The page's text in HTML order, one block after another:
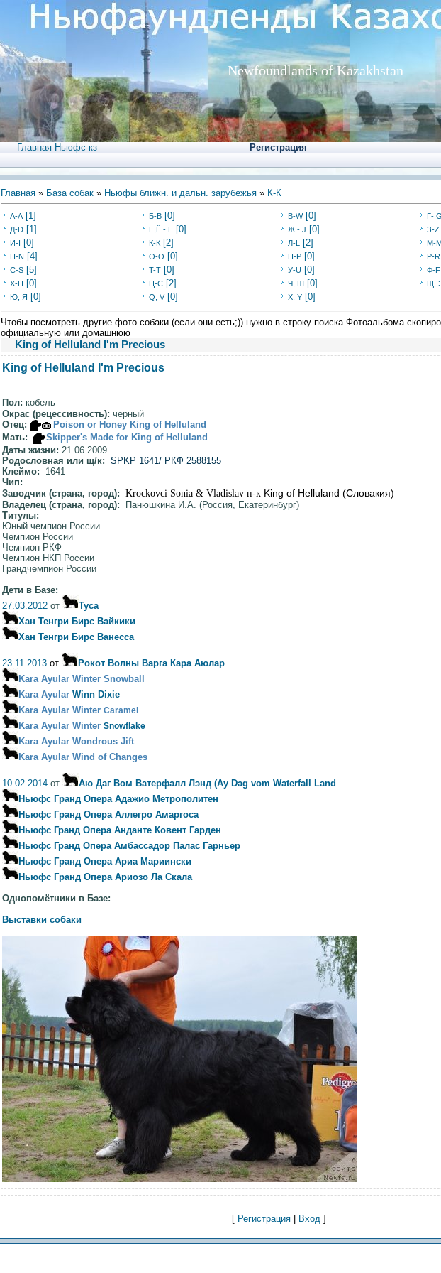
Newfoundlands of Kazakhstan
Главная Ньюфс-кз Регистрация
Главная » База собак » Ньюфы ближн. и дальн. зарубежья » К-К
А-А [1] Б-В [0] В-W [0] Г- G
Д-D [1] E,Ё - Е [0] Ж - J [0] З-Z
И-I [0] К-К [2] Л-L [2] М-М
H-N [4] O-O [0] П-P [0] Р-R
C-S [5] T-T [0] У-U [0] Ф-F
Х-H [0] Ц-C [2] Ч, Ш [0] Щ,
Ю, Я [0] Q, V [0] X, Y [0]
Чтобы посмотреть другие фото собаки (если они есть;)) нужно в строку поиска Фотоальбома
официальную или домашнюю
King of Helluland I'm Precious
King of Helluland I'm Precious
Пол: кобель
Окрас (рецессивность): черный
Отец:
Poison or Honey King of Helluland
Мать:
Skipper's Made for King of Helluland
Даты жизни: 21.06.2009
Родословная или щ/к: SPKP 1641/ РКФ 2588155
Клеймо:
1641
Чип:
Заводчик (страна, город): Krockovci Sonia & Vladislav п-к King of Helluland (Словакия)
Владелец (страна, город):
Панюшкина И.А. (Россия, Екатеринбург)
Титулы:
Юный чемпион России
Чемпион России
Чемпион РКФ
Чемпион НКП России
Грандчемпион России
Дети в Базе:
27.03.2012 от
Туса
Хан Тенгри Бирс Вайкики
Хан Тенгри Бирс Ванесса
23.11.2013 от
Рокот Волны Варга Кара Аюлар
Kara Ayular Winter Snowball
Kara Ayular Winn Dixie
Kara Ayular Winter Caramel
Kara Ayular Winter Snowflake
Kara Ayular Wondrous Jift
Kara Ayular Wind of Changes
10.02.2014 от
Аю Даг Вом Ватерфалл Лэнд (Ay Dag vom Waterfall Land
Ньюфс Гранд Опера Адажио Метрополитен
Ньюфс Гранд Опера Аллегро Амаргоса
Ньюфс Гранд Опера Анданте Ковент Гарден
Ньюфс Гранд Опера Амбассадор Палас Гарньер
Ньюфс Гранд Опера Ариа Мариински
Ньюфс Гранд Опера Ариозо Ла Скала
Однопомётники в Базе:
Выставки собаки
[ Регистрация| Вход ]